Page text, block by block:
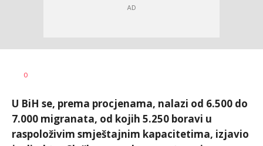
AUTOR
0
U BiH se, prema procjenama, nalazi od 6.500 do
7.000 migranata, od kojih 5.250 boravi u
raspoloživim smještajnim kapacitetima, izjavio